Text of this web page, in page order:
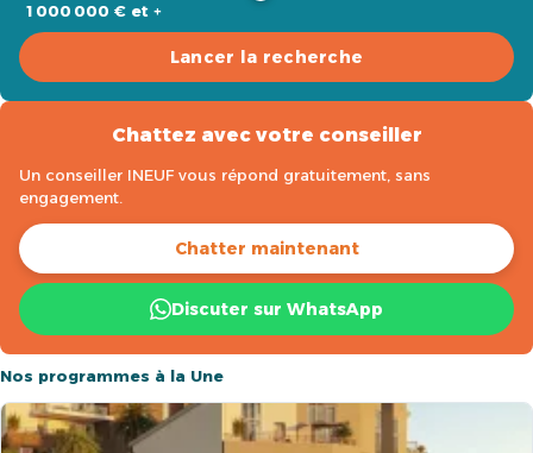
1 000 000 € et +
Lancer la recherche
Chattez avec votre conseiller
Un conseiller INEUF vous répond gratuitement, sans
engagement.
Chatter maintenant
Discuter sur WhatsApp
Nos programmes à la Une